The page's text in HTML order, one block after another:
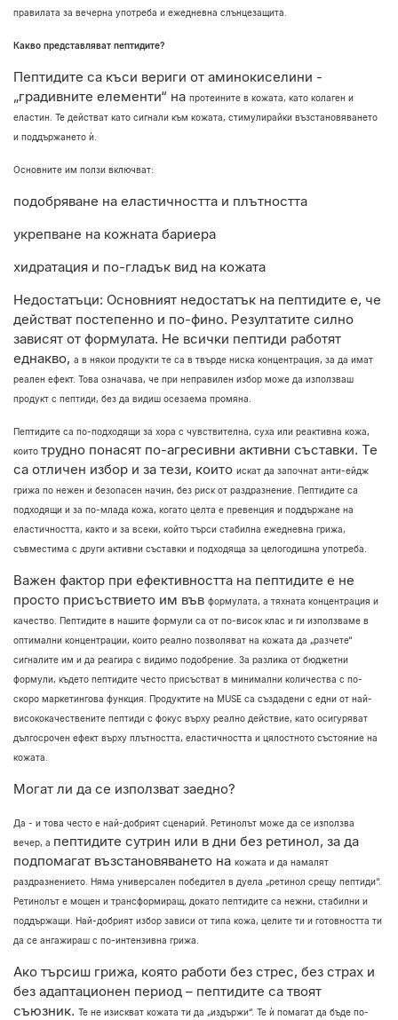
правилата за вечерна употреба и ежедневна слънцезащита.
Какво представляват пептидите?
Пептидите са къси вериги от аминокиселини -
„градивните елементи“ на протеините в кожата, като колаген и
еластин. Те действат като сигнали към кожата, стимулирайки възстановяването
и поддържането ѝ.
Основните им ползи включват:
подобряване на еластичността и плътността
укрепване на кожната бариера
хидратация и по-гладък вид на кожата
Недостатъци: Основният недостатък на пептидите е, че
действат постепенно и по-фино. Резултатите силно
зависят от формулата. Не всички пептиди работят
еднакво, а в някои продукти те са в твърде ниска концентрация, за да имат
реален ефект. Това означава, че при неправилен избор може да използваш
продукт с пептиди, без да видиш осезаема промяна.
Пептидите са по-подходящи за хора с чувствителна, суха или реактивна кожа,
които трудно понасят по-агресивни активни съставки. Те
са отличен избор и за тези, които искат да започнат анти-ейдж
грижа по нежен и безопасен начин, без риск от раздразнение. Пептидите са
подходящи и за по-млада кожа, когато целта е превенция и поддържане на
еластичността, както и за всеки, който търси стабилна ежедневна грижа,
съвместима с други активни съставки и подходяща за целогодишна употреба.
Важен фактор при ефективността на пептидите е не
просто присъствието им във формулата, а тяхната концентрация и
качество. Пептидите в нашите формули са от по-висок клас и ги използваме в
оптимални концентрации, които реално позволяват на кожата да „разчете“
сигналите им и да реагира с видимо подобрение. За разлика от бюджетни
формули, където пептидите често присъстват в минимални количества с по-
скоро маркетингова функция. Продуктите на MUSE са създадени с едни от най-
висококачествените пептиди с фокус върху реално действие, като осигуряват
дългосрочен ефект върху плътността, еластичността и цялостното състояние на
кожата.
Могат ли да се използват заедно?
Да - и това често е най-добрият сценарий. Ретинолът може да се използва
вечер, а пептидите сутрин или в дни без ретинол, за да
подпомагат възстановяването на кожата и да намалят
раздразнението. Няма универсален победител в дуела „ретинол срещу пептиди“.
Ретинолът е мощен и трансформиращ, докато пептидите са нежни, стабилни и
поддържащи. Най-добрият избор зависи от типа кожа, целите ти и готовността ти
да се ангажираш с по-интензивна грижа.
Ако търсиш грижа, която работи без стрес, без страх и
без адаптационен период – пептидите са твоят
съюзник. Те не изискват кожата ти да „издържи“. Те ѝ помагат да бъде по-